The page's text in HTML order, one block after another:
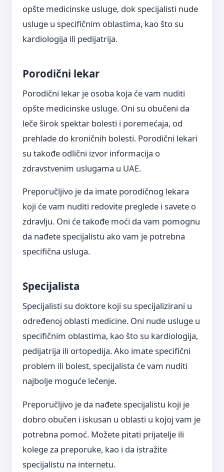
opšte medicinske usluge, dok specijalisti nude
usluge u specifičnim oblastima, kao što su
kardiologija ili pedijatrija.
Porodični lekar
Porodični lekar je osoba koja će vam nuditi
opšte medicinske usluge. Oni su obučeni da
leče širok spektar bolesti i poremećaja, od
prehlade do kroničnih bolesti. Porodični lekari
su takođe odlični izvor informacija o
zdravstvenim uslugama u UAE.
Preporučljivo je da imate porodičnog lekara
koji će vam nuditi redovite pregledе i savete o
zdravlju. Oni će takođe moći da vam pomognu
da nađete specijalistu ako vam je potrebna
specifična usluga.
Specijalista
Specijalisti su doktore koji su specijalizirani u
određenoj oblasti medicine. Oni nude usluge u
specifičnim oblastima, kao što su kardiologija,
pedijatrija ili ortopedija. Ako imate specifični
problem ili bolest, specijalista će vam nuditi
najbolje moguće lečenje.
Preporučljivo je da nađete specijalistu koji je
dobro obučen i iskusan u oblasti u kojoj vam je
potrebna pomoć. Možete pitati prijatelje ili
kolege za preporuke, kao i da istražite
specijalistu na internetu.